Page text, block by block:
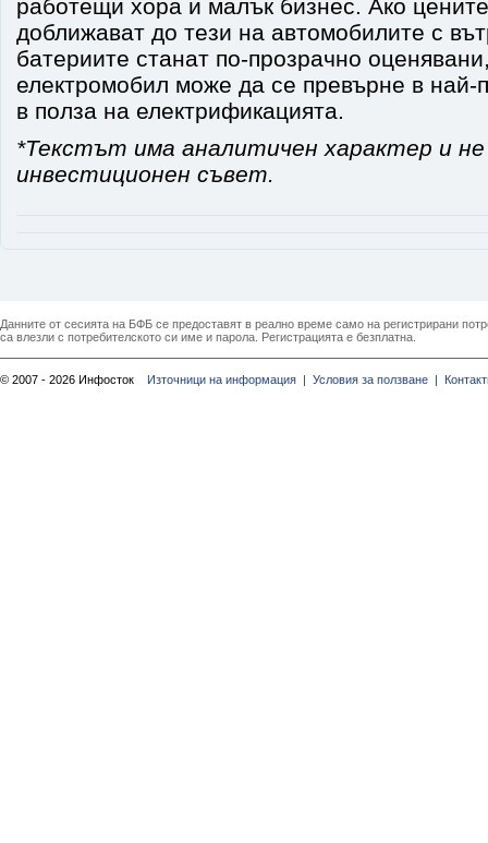
работещи хора и малък бизнес. Ако
доближават до тези на автомобилите с
батериите станат по-прозрачно
електромобил може да се превърне в най-
в полза на електрификацията.
*Текстът има аналитичен характер и
инвестиционен съвет.
Данните от сесията на БФБ се предоставят в реално време само на регистрирани
са влезли с потребителското си име и парола. Регистрацията е безплатна.
© 2007 - 2026 Инфосток Източници на информация | Условия за ползване |